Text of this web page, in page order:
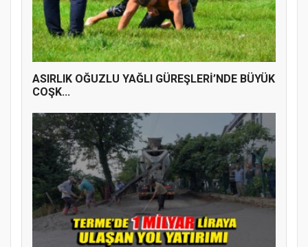
ASIRLIK OĞUZLU YAĞLI GÜREŞLERİ’NDE BÜYÜK
COŞK...